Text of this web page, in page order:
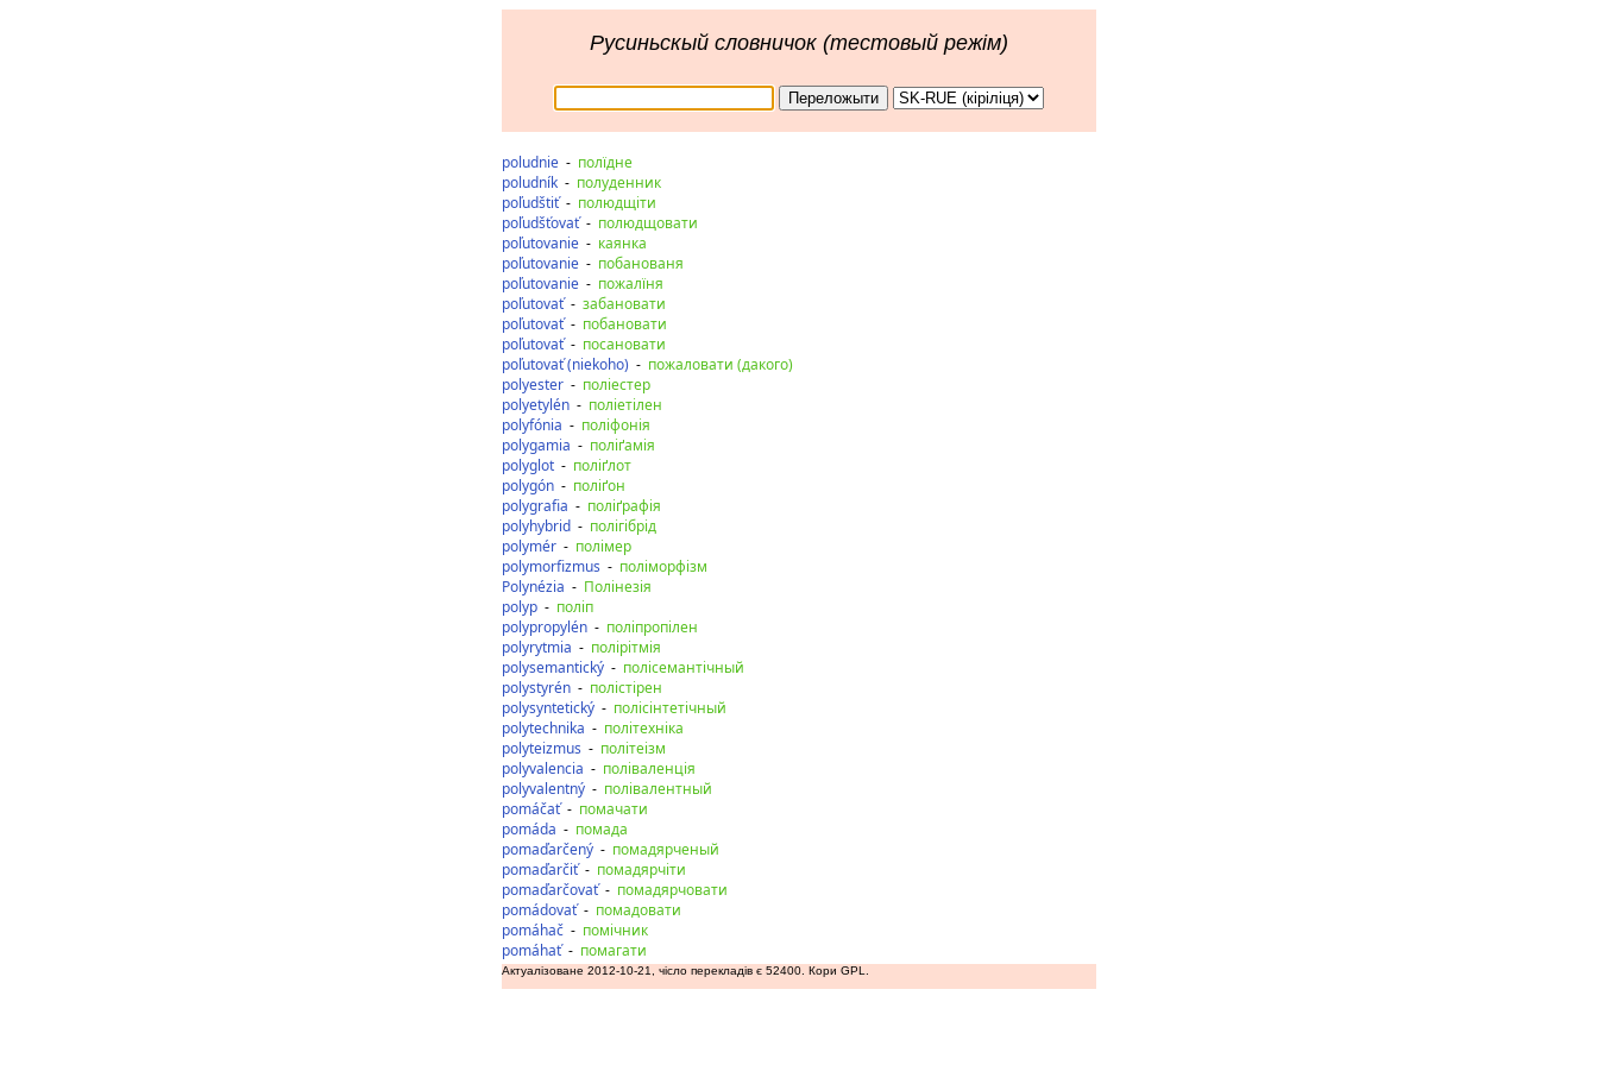
Русиньскый словничок (тестовый режім)
poludnie - полїдне
poludník - полуденник
poľudštiť- полюдщіти
poľudšťovať- полюдщовати
poľutovanie - каянка
poľutovanie - побанованя
poľutovanie - пожалїня
poľutovať- забановати
poľutovať- побановати
poľutovať- посановати
poľutovať (niekoho) - пожаловати (дакого)
polyester - поліестер
polyetylén - поліетілен
polyfónia - поліфонія
polygamia - поліґамія
polyglot - поліґлот
polygón - поліґон
polygrafia - поліґрафія
polyhybrid - полігібрід
polymér - полімер
polymorfizmus - поліморфізм
Polynézia - Полінезія
polyp - поліп
polypropylén - поліпропілен
polyrytmia - полірітмія
polysemantický - полісемантічный
polystyrén - полістірен
polysyntetický - полісінтетічный
polytechnika - політехніка
polyteizmus - політеізм
polyvalencia - поліваленція
polyvalentný - полівалентный
pomáčať- помачати
pomáda - помада
pomaďarčený - помадярченый
pomaďarčiť- помадярчіти
pomaďarčovať- помадярчовати
pomádovať- помадовати
pomáhač - помічник
pomáhať- помагати
Актуалізоване 2012-10-21, чісло перекладів є 52400. Кори GPL.